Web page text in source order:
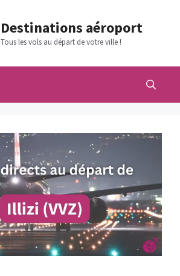
Destinations aéroport
Tous les vols au départ de votre ville !